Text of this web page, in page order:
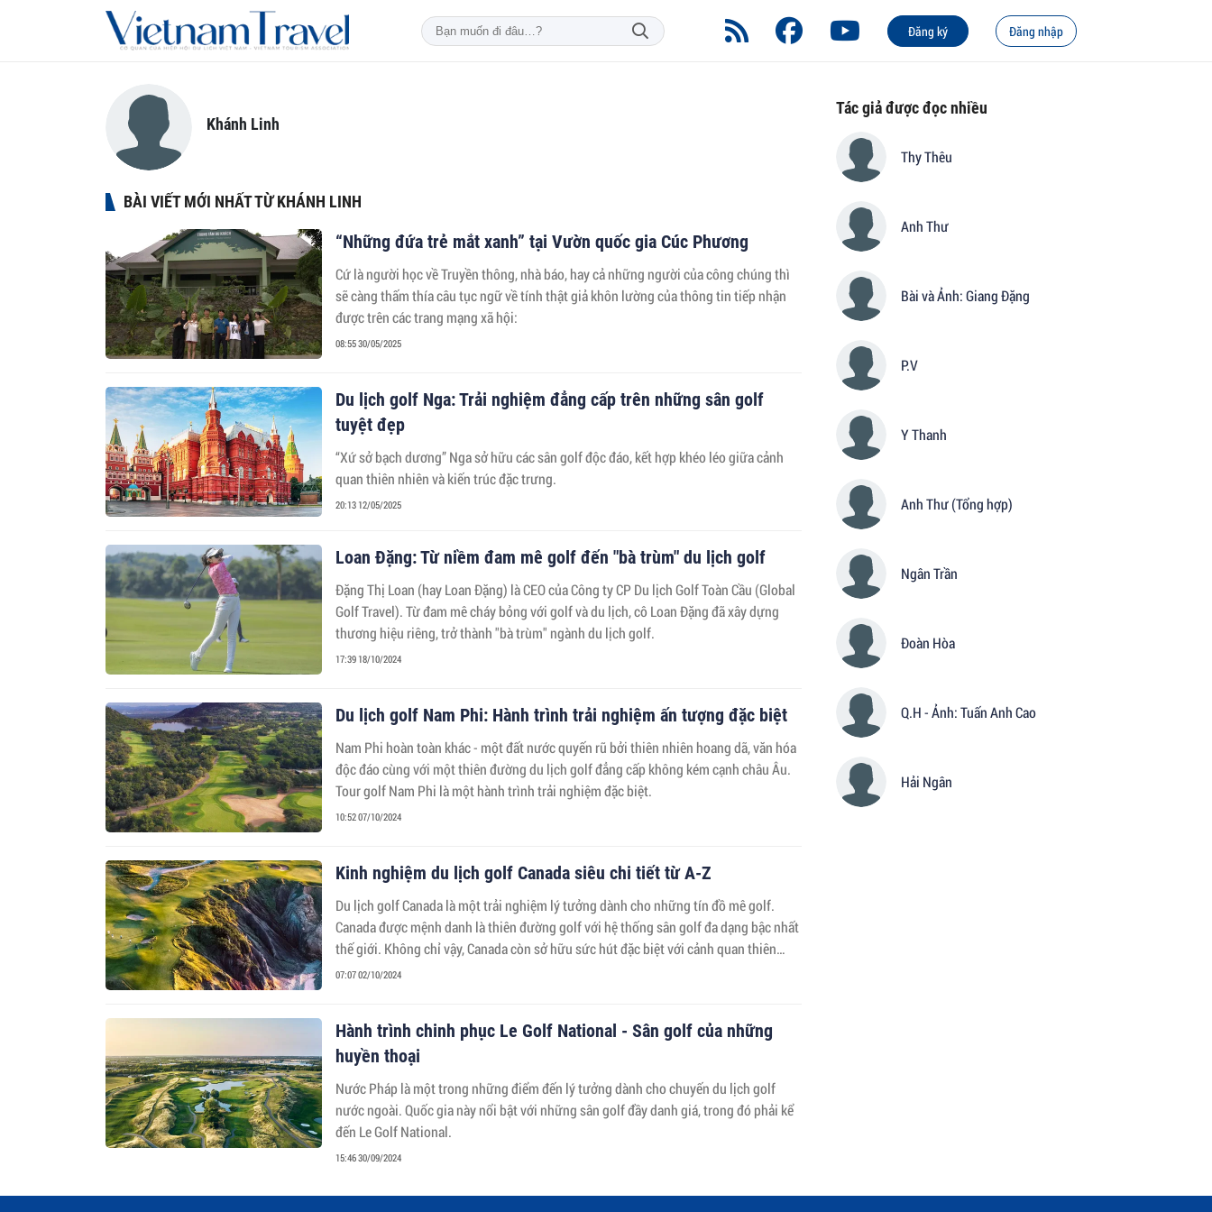
Đăng ký Đăng nhập
Khánh Linh
BÀI VIẾT MỚI NHẤT TỪ KHÁNH LINH
“Những đứa trẻ mắt xanh” tại Vườn quốc gia Cúc Phương
Cứ là người học về Truyền thông, nhà báo, hay cả những người của công chúng thì
sẽ càng thấm thía câu tục ngữ về tính thật giả khôn lường của thông tin tiếp nhận
được trên các trang mạng xã hội:
08:55 30/05/2025
Du lịch golf Nga: Trải nghiệm đẳng cấp trên những sân golf
tuyệt đẹp
“Xứ sở bạch dương” Nga sở hữu các sân golf độc đáo, kết hợp khéo léo giữa cảnh
quan thiên nhiên và kiến trúc đặc trưng.
20:13 12/05/2025
Loan Đặng: Từ niềm đam mê golf đến "bà trùm" du lịch golf
Đặng Thị Loan (hay Loan Đặng) là CEO của Công ty CP Du lịch Golf Toàn Cầu (Global
Golf Travel). Từ đam mê cháy bỏng với golf và du lịch, cô Loan Đặng đã xây dựng
thương hiệu riêng, trở thành "bà trùm" ngành du lịch golf.
17:39 18/10/2024
Du lịch golf Nam Phi: Hành trình trải nghiệm ấn tượng đặc biệt
Nam Phi hoàn toàn khác - một đất nước quyến rũ bởi thiên nhiên hoang dã, văn hóa
độc đáo cùng với một thiên đường du lịch golf đẳng cấp không kém cạnh châu Âu.
Tour golf Nam Phi là một hành trình trải nghiệm đặc biệt.
10:52 07/10/2024
Kinh nghiệm du lịch golf Canada siêu chi tiết từ A-Z
Du lịch golf Canada là một trải nghiệm lý tưởng dành cho những tín đồ mê golf.
Canada được mệnh danh là thiên đường golf với hệ thống sân golf đa dạng bậc nhất
thế giới. Không chỉ vậy, Canada còn sở hữu sức hút đặc biệt với cảnh quan thiên
nhiên tuyệt đẹp và những điểm du lịch hấp dẫn.
07:07 02/10/2024
Hành trình chinh phục Le Golf National - Sân golf của những
huyền thoại
Nước Pháp là một trong những điểm đến lý tưởng dành cho chuyến du lịch golf
nước ngoài. Quốc gia này nổi bật với những sân golf đầy danh giá, trong đó phải kể
đến Le Golf National.
15:46 30/09/2024
Tác giả được đọc nhiều
Thy Thêu
Anh Thư
Bài và Ảnh: Giang Đặng
P.V
Y Thanh
Anh Thư (Tổng hợp)
Ngân Trần
Đoàn Hòa
Q.H - Ảnh: Tuấn Anh Cao
Hải Ngân